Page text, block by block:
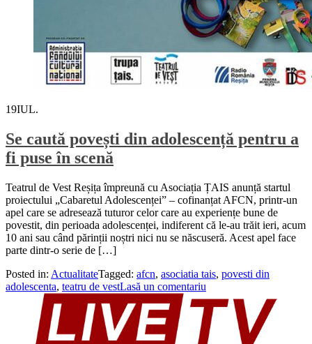
19IUL.
Se caută povești din adolescență pentru a
fi puse în scenă
Teatrul de Vest Reșița împreună cu Asociația ȚAIS anunță startul
proiectului „Cabaretul Adolescenței” – cofinanțat AFCN, printr-un
apel care se adresează tuturor celor care au experiențe bune de
povestit, din perioada adolescenței, indiferent că le-au trăit ieri, acum
10 ani sau când părinții noștri nici nu se născuseră. Acest apel face
parte dintr-o serie de […]
Posted in: ActualitateTagged: afcn, asociatia tais, povesti din
adolescenta, teatru de vestLasă un comentariu